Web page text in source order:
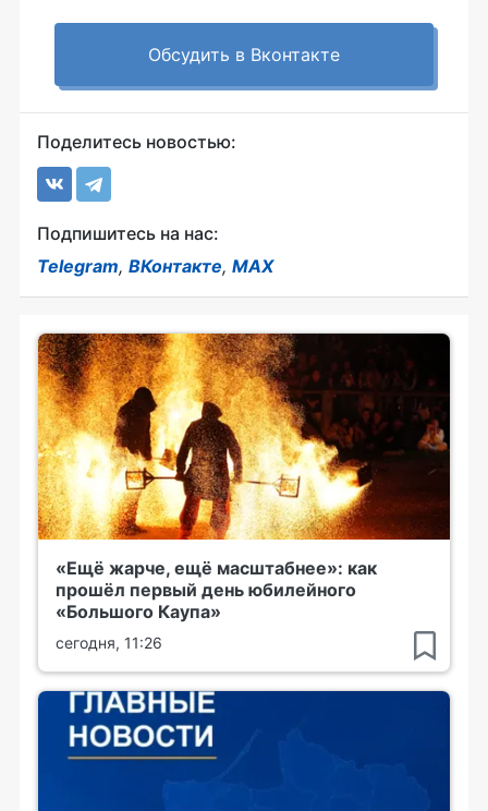
Обсудить в Вконтакте
Поделитесь новостью:
Подпишитесь на нас:
Telegram, ВКонтакте, MAX
«Ещё жарче, ещё масштабнее»: как
прошёл первый день юбилейного
«Большого Каупа»
сегодня, 11:26